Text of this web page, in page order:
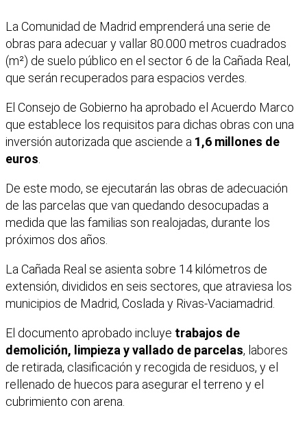
La Comunidad de Madrid emprenderá una serie de
obras para adecuar y vallar 80.000 metros cuadrados
(m²) de suelo público en el sector 6 de la Cañada Real,
que serán recuperados para espacios verdes.
El Consejo de Gobierno ha aprobado el Acuerdo Marco
que establece los requisitos para dichas obras con una
inversión autorizada que asciende a 1,6 millones de
euros.
De este modo, se ejecutarán las obras de adecuación
de las parcelas que van quedando desocupadas a
medida que las familias son realojadas, durante los
próximos dos años.
La Cañada Real se asienta sobre 14 kilómetros de
extensión, divididos en seis sectores, que atraviesa los
municipios de Madrid, Coslada y Rivas-Vaciamadrid.
El documento aprobado incluye trabajos de
demolición, limpieza y vallado de parcelas, labores
de retirada, clasificación y recogida de residuos, y el
rellenado de huecos para asegurar el terreno y el
cubrimiento con arena.